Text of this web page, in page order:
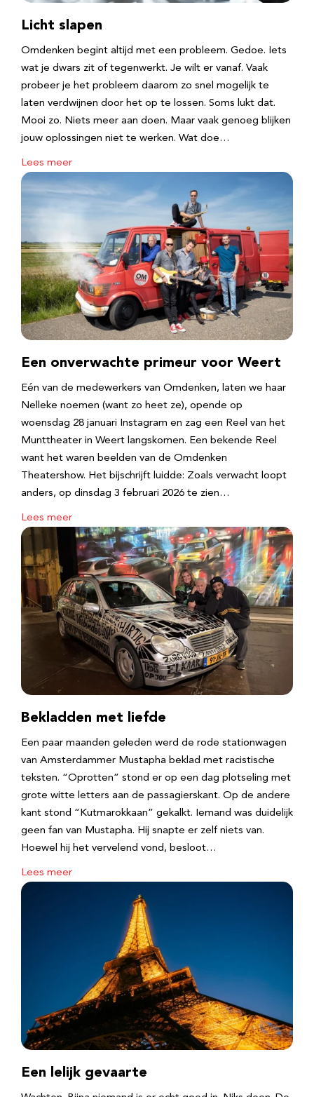
Licht slapen
Omdenken begint altijd met een probleem. Gedoe. Iets
wat je dwars zit of tegenwerkt. Je wilt er vanaf. Vaak
probeer je het probleem daarom zo snel mogelijk te
laten verdwijnen door het op te lossen. Soms lukt dat.
Mooi zo. Niets meer aan doen. Maar vaak genoeg blijken
jouw oplossingen niet te werken. Wat doe…
Lees meer
Een onverwachte primeur voor Weert
Eén van de medewerkers van Omdenken, laten we haar
Nelleke noemen (want zo heet ze), opende op
woensdag 28 januari Instagram en zag een Reel van het
Munttheater in Weert langskomen. Een bekende Reel
want het waren beelden van de Omdenken
Theatershow. Het bijschrijft luidde: Zoals verwacht loopt
anders, op dinsdag 3 februari 2026 te zien…
Lees meer
Bekladden met liefde
Een paar maanden geleden werd de rode stationwagen
van Amsterdammer Mustapha beklad met racistische
teksten. “Oprotten” stond er op een dag plotseling met
grote witte letters aan de passagierskant. Op de andere
kant stond “Kutmarokkaan” gekalkt. Iemand was duidelijk
geen fan van Mustapha. Hij snapte er zelf niets van.
Hoewel hij het vervelend vond, besloot…
Lees meer
Een lelijk gevaarte